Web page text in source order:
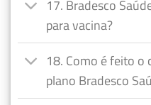
17. Bradesco
para vacina?
18. Como é feito o
plano Bradesco